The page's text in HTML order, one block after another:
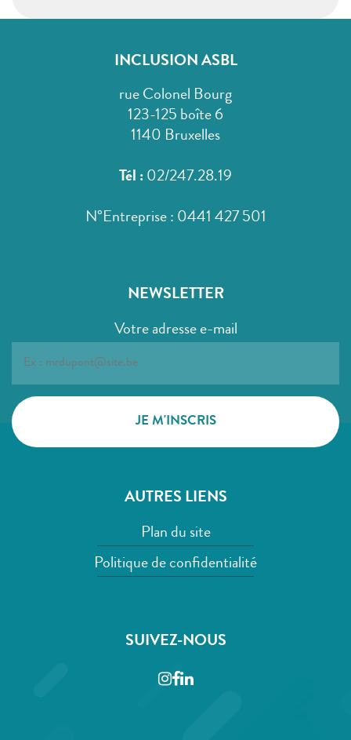
INCLUSION ASBL
rue Colonel Bourg
123-125 boîte 6
1140 Bruxelles
Tél : 02/247.28.19
N°Entreprise : 0441 427 501
NEWSLETTER
Votre adresse e-mail
AUTRES LIENS
Plan du site
Politique de confidentialité
SUIVEZ-NOUS
Instagram
Facebook
LinkedIn